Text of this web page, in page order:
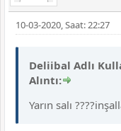
10-03-2020, Saat: 22:27
Deliibal Adlı
Alıntı:
Yarın salı